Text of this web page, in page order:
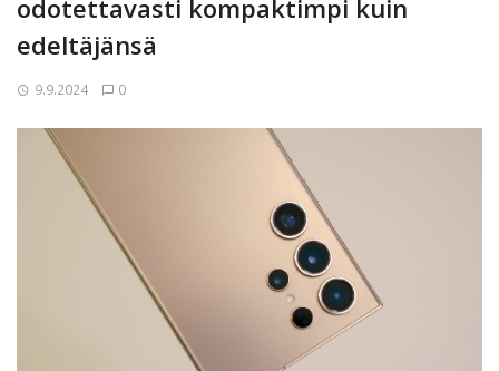
odotettavasti kompaktimpi kuin
edeltäjänsä
9.9.2024 0